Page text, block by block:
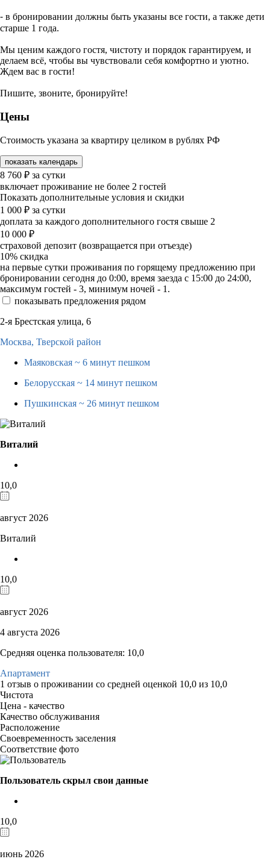
⁃ в бронировании должны быть указаны все гости, а также дети
старше 1 года.
Мы ценим каждого гостя, чистоту и порядок гарантируем, и
делаем всё, чтобы вы чувствовали себя комфортно и уютно.
Ждем вас в гости!
Пишите, звоните, бронируйте!
Цены
Стоимость указана за квартиру целиком в рублях РФ
показать календарь
8 760 ₽ за сутки
включает проживание не более 2 гостей
Показать дополнительные условия и скидки
1 000 ₽ за сутки
доплата за каждого дополнительного гостя свыше 2
10 000 ₽
страховой депозит (возвращается при отъезде)
10% скидка
на первые сутки проживания по горящему предложению при
бронировании сегодня до 0:00, время заезда с 15:00 до 24:00,
максимум гостей - 3, минимум ночей - 1.
показывать предложения рядом
2-я Брестская улица, 6
Москва, Тверской район
Маяковская ~ 6 минут пешком
Белорусская ~ 14 минут пешком
Пушкинская ~ 26 минут пешком
Виталий
10,0
август 2026
Виталий
10,0
август 2026
4 августа 2026
Средняя оценка пользователя: 10,0
Апартамент
1 отзыв о проживании со средней оценкой 10,0 из 10,0
Чистота
Цена - качество
Качество обслуживания
Расположение
Своевременность заселения
Соответствие фото
Пользователь скрыл свои данные
10,0
июнь 2026